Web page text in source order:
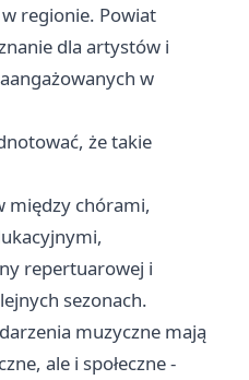
regionie. Powiat
dla artystów i
w
że takie
między chórami,
repertuarowej i
sezonach.
muzyczne mają
ale i społeczne -